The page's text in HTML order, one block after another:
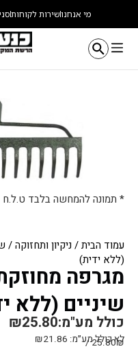
מי אנחנושירות לקוחות
עמוד הבית/ניקיון ותחזוקה/
(ללא ידית)
שיניים (ללא
₪25.80כולל מע"מ:
לא כולל מע״מ: ₪21.86
25.80₪ /
* תמונה להמחשה בלבד ט.ל.ח